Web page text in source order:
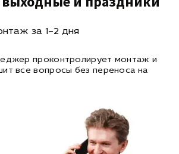
за 1–2 дня
проконтролирует монтаж и
все вопросы без переноса на